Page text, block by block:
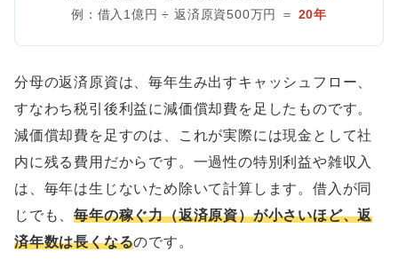
例：借入1億円 ÷ 返済原資500万円 ＝ 20年
分母の返済原資は、毎年生み出すキャッシュフロー、
すなわち税引後利益に減価償却費を足したものです。
減価償却費を足すのは、これが実際には現金として社
内に残る費用だからです。一過性の特別利益や雑収入
は、毎年は生じないため除いて計算します。借入が同
じでも、毎年の稼ぐ力（返済原資）が小さいほど、返
済年数は長くなるのです。